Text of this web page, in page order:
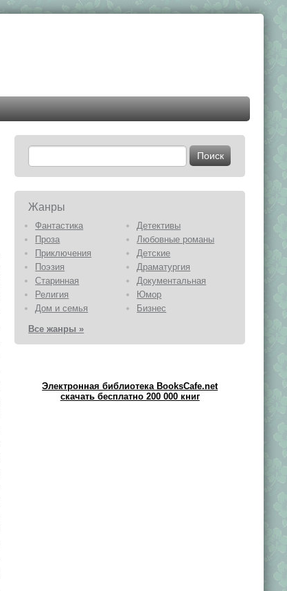
Жанры
Фантастика
Детективы
Проза
Любовные романы
Приключения
Детские
Поэзия
Драматургия
Старинная
Документальная
Религия
Юмор
Дом и семья
Бизнес
Все жанры »
Электронная библиотека BooksCafe.net
скачать бесплатно 200 000 книг